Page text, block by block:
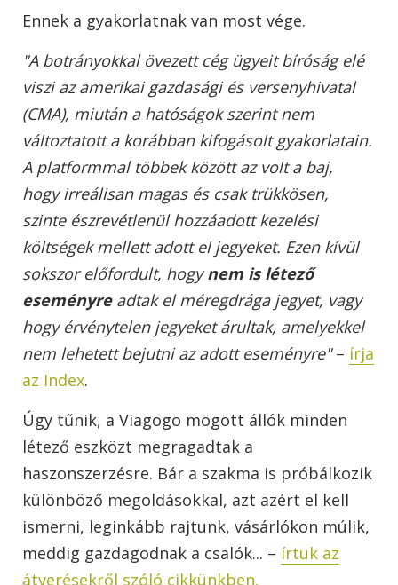
Ennek a gyakorlatnak van most vége.
"A botrányokkal övezett cég ügyeit bíróság elé
viszi az amerikai gazdasági és versenyhivatal
(CMA), miután a hatóságok szerint nem
változtatott a korábban kifogásolt gyakorlatain.
A platformmal többek között az volt a baj,
hogy irreálisan magas és csak trükkösen,
szinte észrevétlenül hozzáadott kezelési
költségek mellett adott el jegyeket. Ezen kívül
sokszor előfordult, hogynem is létező
eseményreadtak el méregdrága jegyet, vagy
hogy érvénytelen jegyeket árultak, amelyekkel
nem lehetett bejutni az adott eseményre"– írja
az Index.
Úgy tűnik, a Viagogo mögött állók minden
létező eszközt megragadtak a
haszonszerzésre. Bár a szakma is próbálkozik
különböző megoldásokkal, azt azért el kell
ismerni, leginkább rajtunk, vásárlókon múlik,
meddig gazdagodnak a csalók... – írtuk az
átverésekről szóló cikkünkben.